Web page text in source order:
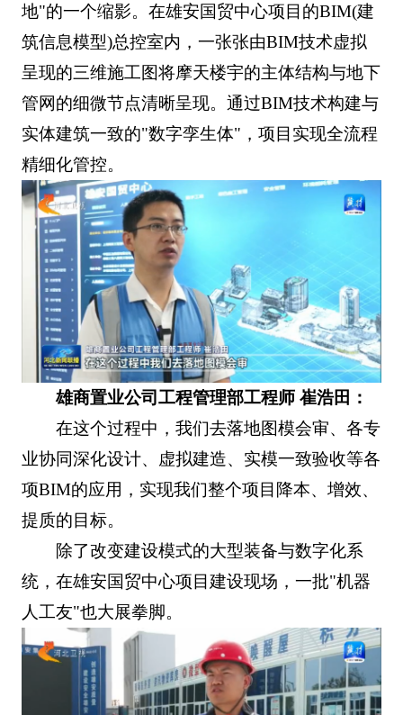
地"的一个缩影。在雄安国贸中心项目的BIM(建
筑信息模型)总控室内，一张张由BIM技术虚拟
呈现的三维施工图将摩天楼宇的主体结构与地下
管网的细微节点清晰呈现。通过BIM技术构建与
实体建筑一致的"数字孪生体"，项目实现全流程
精细化管控。
雄商置业公司工程管理部工程师 崔浩田：
在这个过程中，我们去落地图模会审、各专
业协同深化设计、虚拟建造、实模一致验收等各
项BIM的应用，实现我们整个项目降本、增效、
提质的目标。
除了改变建设模式的大型装备与数字化系
统，在雄安国贸中心项目建设现场，一批"机器
人工友"也大展拳脚。